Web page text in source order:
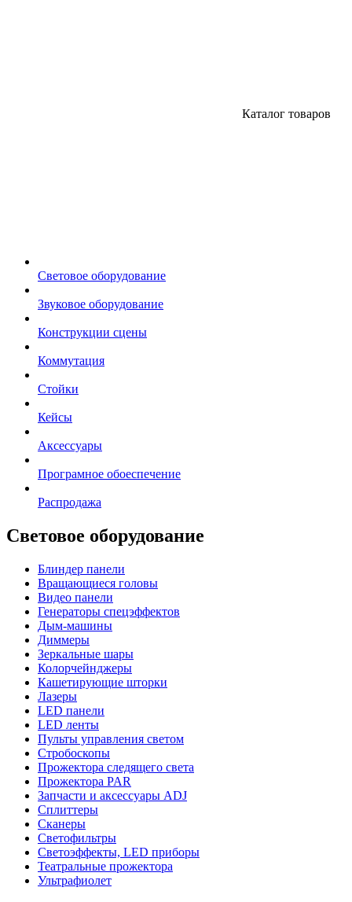
Каталог товаров
Световое оборудование
Звуковое оборудование
Конструкции сцены
Коммутация
Стойки
Кейсы
Аксессуары
Програмное обоеспечение
Распродажа
Световое оборудование
Блиндер панели
Вращающиеся головы
Видео панели
Генераторы спецэффектов
Дым-машины
Диммеры
Зеркальные шары
Колорчейнджеры
Кашетирующие шторки
Лазеры
LED панели
LED ленты
Пульты управления светом
Стробоскопы
Прожектора следящего света
Прожектора PAR
Запчасти и аксессуары ADJ
Сплиттеры
Сканеры
Светофильтры
Светоэффекты, LED приборы
Театральные прожектора
Ультрафиолет